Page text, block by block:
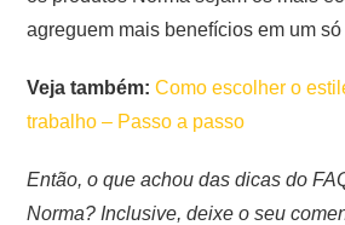
agreguem mais benefícios em um só
Veja também: Como escolher o
trabalho – Passo a passo
Então, o que achou das dicas do
Norma? Inclusive, deixe o seu